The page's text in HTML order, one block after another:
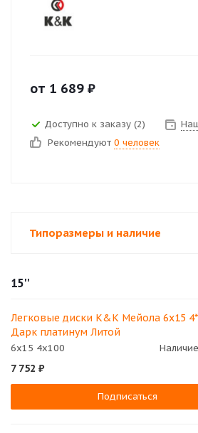
от 1 689 ₽
Доступно к заказу (2)
Рекомендуют 0 человек
Типоразмеры и наличие
15''
Легковые диски K&K Мейола 6x15
Дарк платинум Литой
6x15 4x100
7 752 ₽
Подписаться